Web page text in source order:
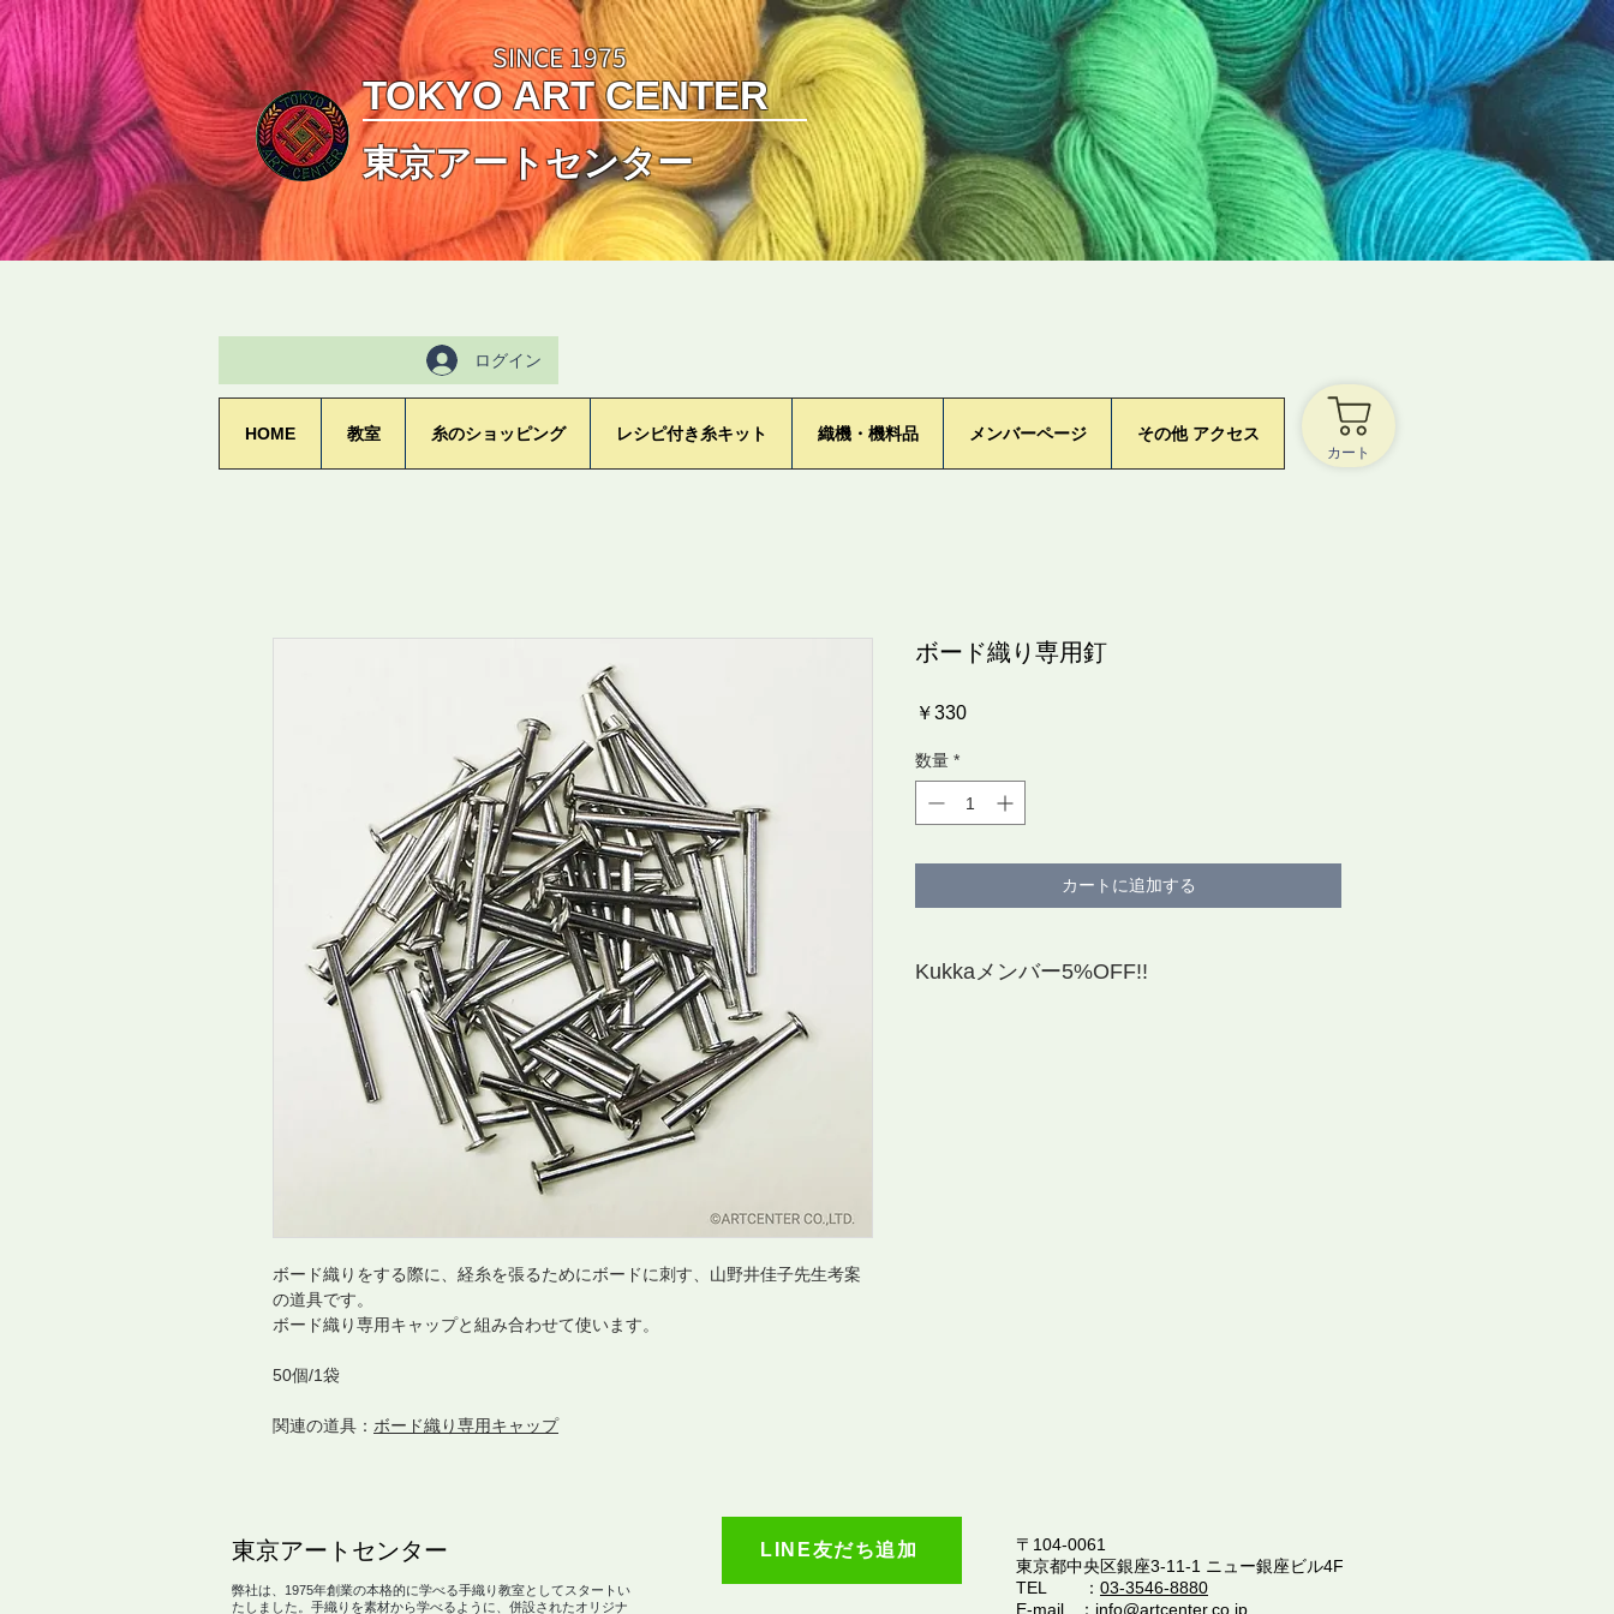
SINCE 1975
TOKYO ART CENTER
東京アートセンター
ログイン
HOME 教室 糸のショッピング レシピ付き糸キット 織機・機料品 メンバーページ その他 アクセス
カート
ボード織りをする際に、経糸を張るためにボードに刺す、山野井佳子先生考案
の道具です。
ボード織り専用キャップと組み合わせて使います。
50個/1袋
関連の道具： ボード織り専用キャップ
ボード織り専用釘
￥330価
数量 *
カートに追加する
Kukkaメンバー5%OFF!!
​東京アートセンター
弊社は、1975年創業の本格的に学べる手織り教室としてスタートい
たしました。手織りを素材から学べるように、併設されたオリジナ
LINE友だち追加
〒104-0061
​東京都中央区銀座3-11-1 ニュー銀座ビル4F
TEL ： 03-3546-8880
E-mail ： info@artcenter.co.jp